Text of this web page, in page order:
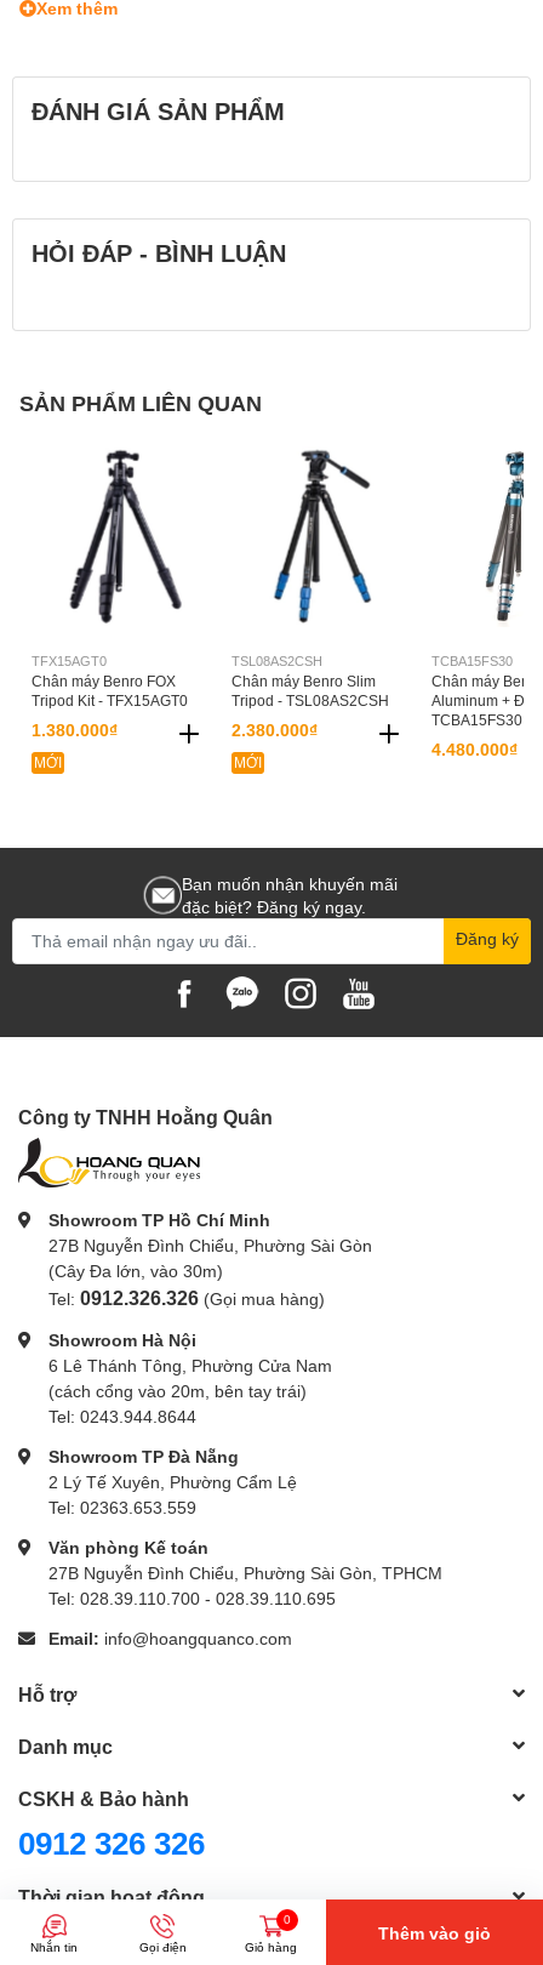
Xem thêm
ĐÁNH GIÁ SẢN PHẨM
HỎI ĐÁP - BÌNH LUẬN
SẢN PHẨM LIÊN QUAN
TFX15AGT0
Chân máy Benro FOX
Tripod Kit - TFX15AGT0
1.380.000₫
MỚI
TSL08AS2CSH
Chân máy Benro Slim
Tripod - TSL08AS2CSH
2.380.000₫
MỚI
TCBA15FS30
Chân máy
Aluminum +
TCBA15FS30
4.480.000₫
Bạn muốn nhận khuyến mãi
đặc biệt? Đăng ký ngay.
Đăng ký
Công ty TNHH Hoằng Quân
Showroom TP Hồ Chí Minh
27B Nguyễn Đình Chiểu, Phường Sài Gòn
(Cây Đa lớn, vào 30m)
Tel: 0912.326.326 (Gọi mua hàng)
Showroom Hà Nội
6 Lê Thánh Tông, Phường Cửa Nam
(cách cổng vào 20m, bên tay trái)
Tel: 0243.944.8644
Showroom TP Đà Nẵng
2 Lý Tế Xuyên, Phường Cẩm Lệ
Tel: 02363.653.559
Văn phòng Kế toán
27B Nguyễn Đình Chiểu, Phường Sài Gòn, TPHCM
Tel: 028.39.110.700 - 028.39.110.695
Email: info@hoangquanco.com
Hỗ trợ
Danh mục
CSKH & Bảo hành
0912 326 326
Thời gian hoạt động
Thứ 2 - thứ 6: 8h - 12h & 13h30 - 17h
Nhắn tin Gọi điện
0
Giỏ hàng
Thêm vào giỏ